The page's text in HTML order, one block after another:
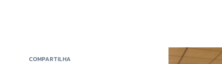
COMPARTILHA